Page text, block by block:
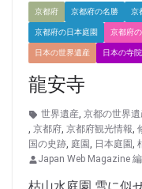
京都府 京都府の名勝 京
京都府の日本庭園 京都府
日本の世界遺産 日本の寺院
龍安寺
世界遺産, 京都の世界
, 京都府, 京都府観光情報,
国の史跡, 庭園, 日本庭園,
Japan Web Magazine